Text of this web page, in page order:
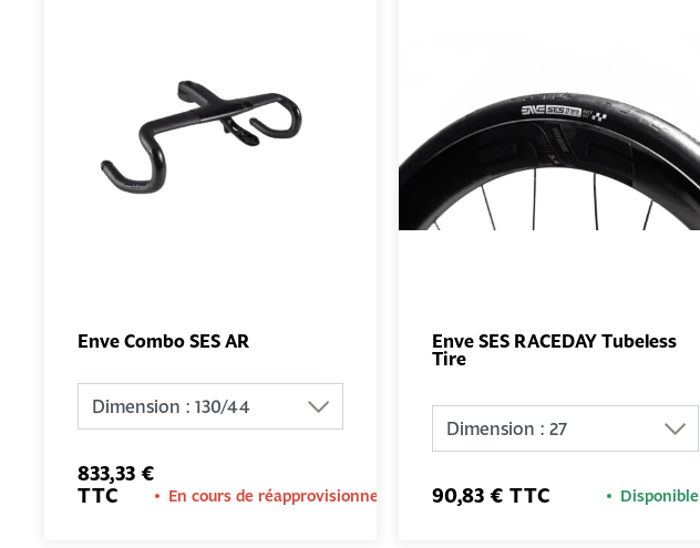
AU PANIER
Enve Combo SES AR
833,33 €
TTC
En cours de réapprovisionnement
Enve SES RACEDAY Tubeless
Tire
90,83 € TTC Disponible